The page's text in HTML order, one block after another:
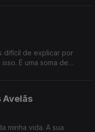
difícil de explicar por
É uma soma de
Avelãs
minha vida. A sua